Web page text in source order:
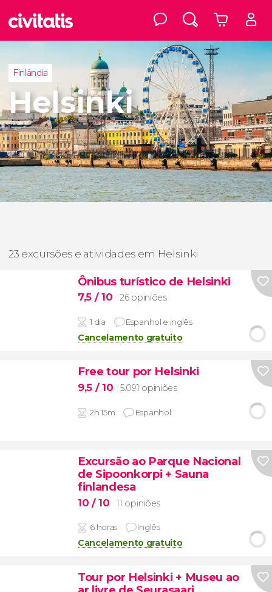
Finlândia
Helsinki
23 excursões e atividades em Helsinki
Ônibus turístico de Helsinki
7,5 / 10 26 opiniões
1 dia Espanhol e inglês
Cancelamento gratuito
Free tour por Helsinki
9,5 / 10 5.091 opiniões
2h 15m Espanhol
Excursão ao Parque Nacional
de Sipoonkorpi + Sauna
finlandesa
10 / 10 11 opiniões
6 horas Inglês
Cancelamento gratuito
Tour por Helsinki + Museu ao